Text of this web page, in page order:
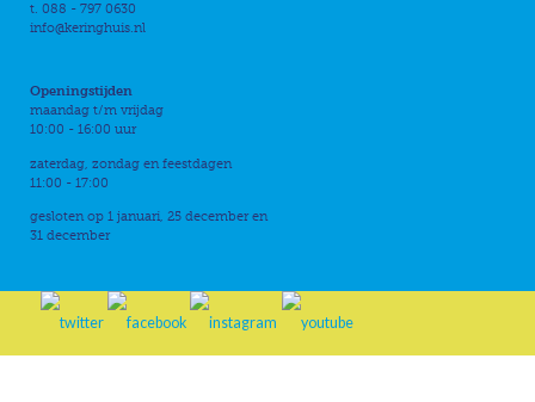
t. 088 - 797 0630
info@keringhuis.nl
Openingstijden
maandag t/m vrijdag
10:00 - 16:00 uur
zaterdag, zondag en feestdagen
11:00 - 17:00
gesloten op 1 januari, 25 december en
31 december